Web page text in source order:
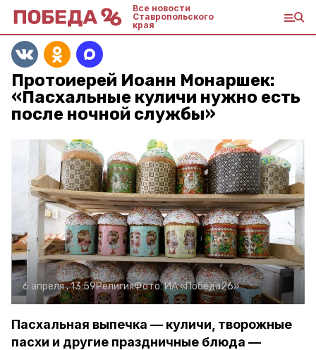
Все новости
Ставропольского
края
Протоиерей Иоанн Монаршек:
«Пасхальные куличи нужно есть
после ночной службы»
6 апреля , 13:59РелигияФото:ИА «Победа26»
Пасхальная выпечка — куличи, творожные
пасхи и другие праздничные блюда —